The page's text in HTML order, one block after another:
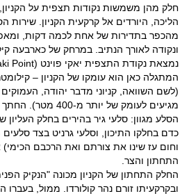
חלק מהן משמשות נקודות תצפית על הקניון,
מהכפר בתדירות של אחת לכמה דקות,
ונקודה לאורך הנתיב. במרחק של כארבעה
המתגלה כאן הוא עומקו של הקניון –
(לשם השוואה, קניוני מדבר יהודה, העמוקים
מגיעים לעומק של
הסלע מגוון: סלעי גיר בהירים בחלק
כדם בחלקו התיכון, וסלעי גרניט בצד
וחום עז שינו את צורתם ואת הרכבם הכימי)
התחתון והצר.
ובקרקעיתו זורם נהר קולורדו. ממול, בעברו